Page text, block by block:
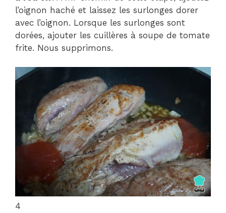
l’oignon haché et laissez les surlonges dorer
avec l’oignon. Lorsque les surlonges sont
dorées, ajouter les cuillères à soupe de tomate
frite. Nous supprimons.
4